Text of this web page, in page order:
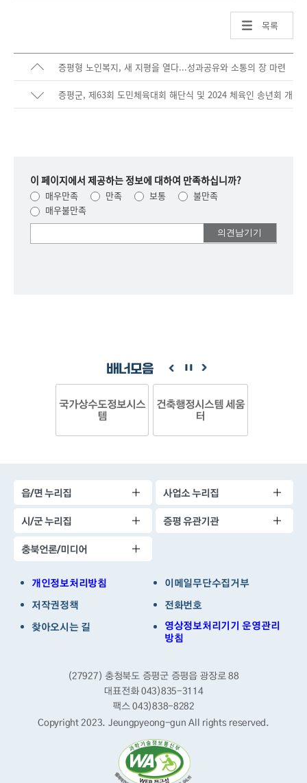
목록
증평형 노인복지, 새 지평을 열다...성과공유와 소통의 장 마련
증평군, 제63회 도민체육대회 해단식 및 2024 체육인 송년회 개
이 페이지에서 제공하는 정보에 대하여 만족하십니까?
매우만족 만족 보통
불만족
매우불만족
의견을
배너모음
국가상수도정보시스
템
건축행정시스템 세움
터
읍/면 누리집
사업소 누리집
시/군 누리집
증평 유관기관
충북언론/미디어
개인정보처리방침
이메일무단수집거부
저작권정책
전화번호
찾아오시는 길
영상정보처리기기 운영관리
방침
(27927) 충청북도 증평군 증평읍 광장로 88
대표전화 043)835-3114
팩스 043)838-8282
Copyright 2023. Jeungpyeong-gunAll rights reserved.